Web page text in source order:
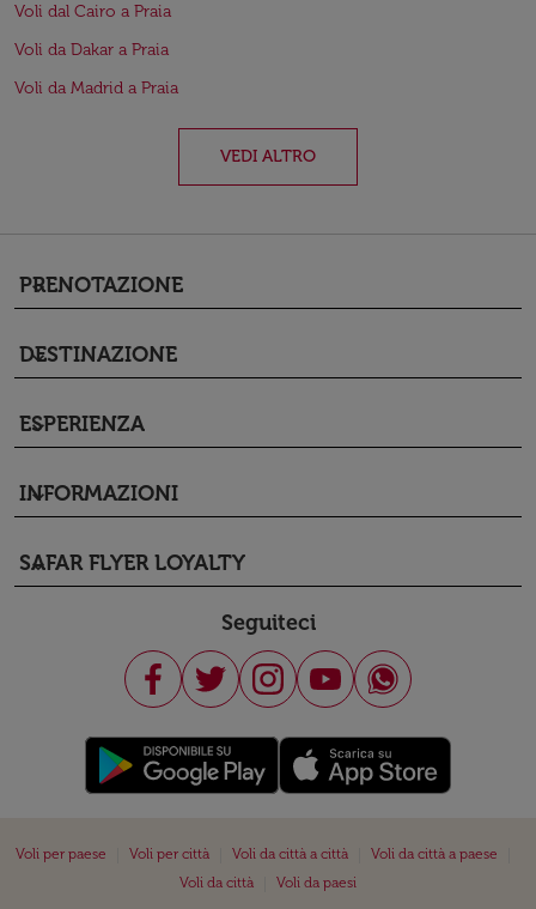
Voli dal Cairo a Praia
Voli da Dakar a Praia
Voli da Madrid a Praia
VEDI ALTRO
PRENOTAZIONE
keyboard_arrow_down
DESTINAZIONE
keyboard_arrow_down
ESPERIENZA
keyboard_arrow_down
INFORMAZIONI
keyboard_arrow_down
SAFAR FLYER LOYALTY
keyboard_arrow_down
Seguiteci
Voli per paese Voli per città Voli da città a città Voli da città a paese
Voli da città
Voli da paesi